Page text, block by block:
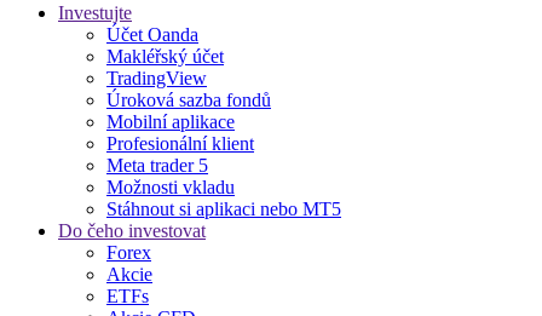
Investujte
Účet Oanda
Makléřský účet
TradingView
Úroková sazba fondů
Mobilní aplikace
Profesionální klient
Meta trader 5
Možnosti vkladu
Stáhnout si aplikaci nebo MT5
Do čeho investovat
Forex
Akcie
ETFs